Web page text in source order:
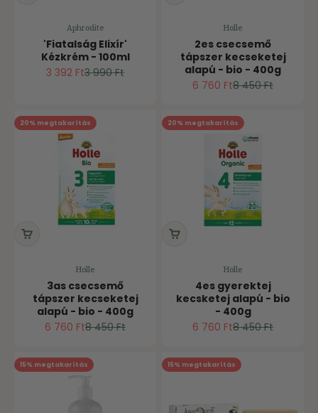
Aphrodite
'Fiatalság Elixír'
Kézkrém - 100ml
Ár
3 392 FtNormál ár
3 990 Ft
Holle
2es csecsemő
tápszer kecseketej
alapú - bio - 400g
Ár
6 760 FtNormál ár
8 450 Ft
20% megtakarítás
Holle
3as csecsemő
tápszer kecseketej
alapú - bio - 400g
Ár
6 760 FtNormál ár
8 450 Ft
20% megtakarítás
Holle
4es gyerektej
kecsketej alapú - bio
- 400g
Ár
6 760 FtNormál ár
8 450 Ft
15% megtakarítás 15% megtakarítás